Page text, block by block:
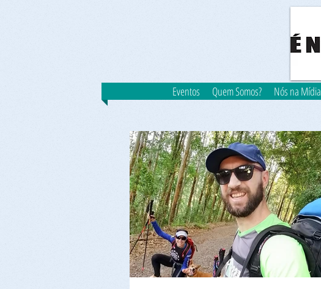
Eventos Quem Somos? Nós na Mídia